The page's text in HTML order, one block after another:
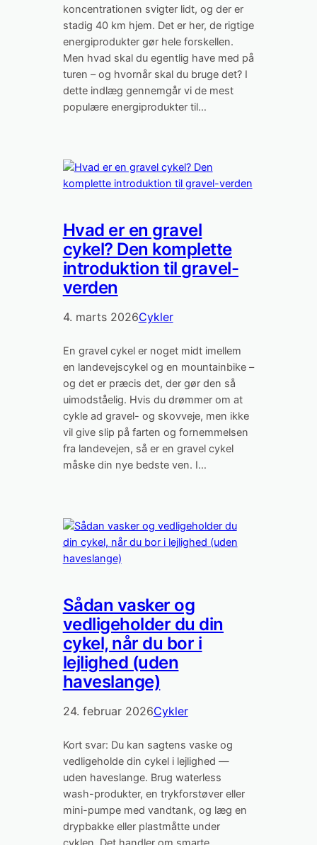
koncentrationen svigter lidt, og der er
stadig 40 km hjem. Det er her, de rigtige
energiprodukter gør hele forskellen.
Men hvad skal du egentlig have med på
turen – og hvornår skal du bruge det? I
dette indlæg gennemgår vi de mest
populære energiprodukter til…
Hvad er en gravel
cykel? Den komplette
introduktion til gravel-
verden
4. marts 2026Cykler
En gravel cykel er noget midt imellem
en landevejscykel og en mountainbike –
og det er præcis det, der gør den så
uimodståelig. Hvis du drømmer om at
cykle ad gravel- og skovveje, men ikke
vil give slip på farten og fornemmelsen
fra landevejen, så er en gravel cykel
måske din nye bedste ven. I…
Sådan vasker og
vedligeholder du din
cykel, når du bor i
lejlighed (uden
haveslange)
24. februar 2026Cykler
Kort svar: Du kan sagtens vaske og
vedligeholde din cykel i lejlighed —
uden haveslange. Brug waterless
wash-produkter, en trykforstøver eller
mini-pumpe med vandtank, og læg en
drypbakke eller plastmåtte under